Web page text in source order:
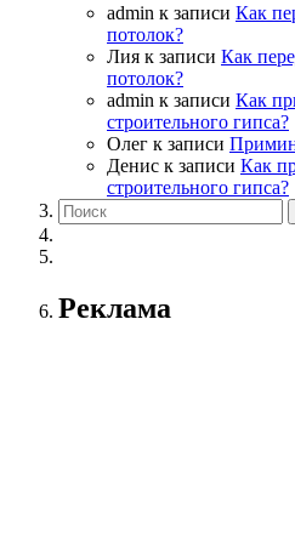
admin к записи Как
потолок?
Лия к записи Как
потолок?
admin к записи Как
строительного гипса?
Олег к записи
Денис к записи Как
строительного гипса?
Реклама